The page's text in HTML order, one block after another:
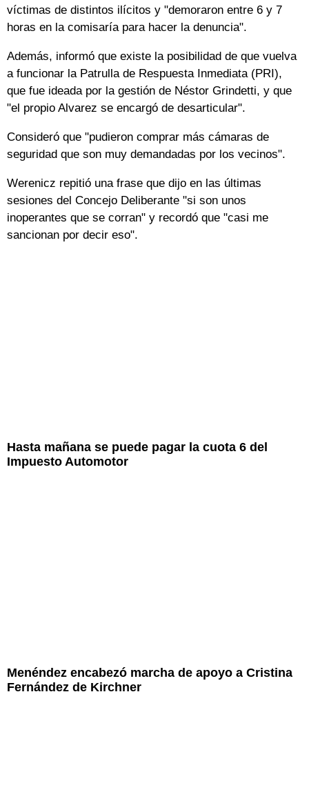
víctimas de distintos ilícitos y "demoraron entre 6 y 7
horas en la comisaría para hacer la denuncia".
Además, informó que existe la posibilidad de que vuelva
a funcionar la Patrulla de Respuesta Inmediata (PRI),
que fue ideada por la gestión de Néstor Grindetti, y que
"el propio Alvarez se encargó de desarticular".
Consideró que "pudieron comprar más cámaras de
seguridad que son muy demandadas por los vecinos".
Werenicz repitió una frase que dijo en las últimas
sesiones del Concejo Deliberante "si son unos
inoperantes que se corran" y recordó que "casi me
sancionan por decir eso".
Hasta mañana se puede pagar la cuota 6 del
Impuesto Automotor
Menéndez encabezó marcha de apoyo a Cristina
Fernández de Kirchner